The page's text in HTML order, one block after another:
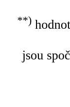
**)
jsou